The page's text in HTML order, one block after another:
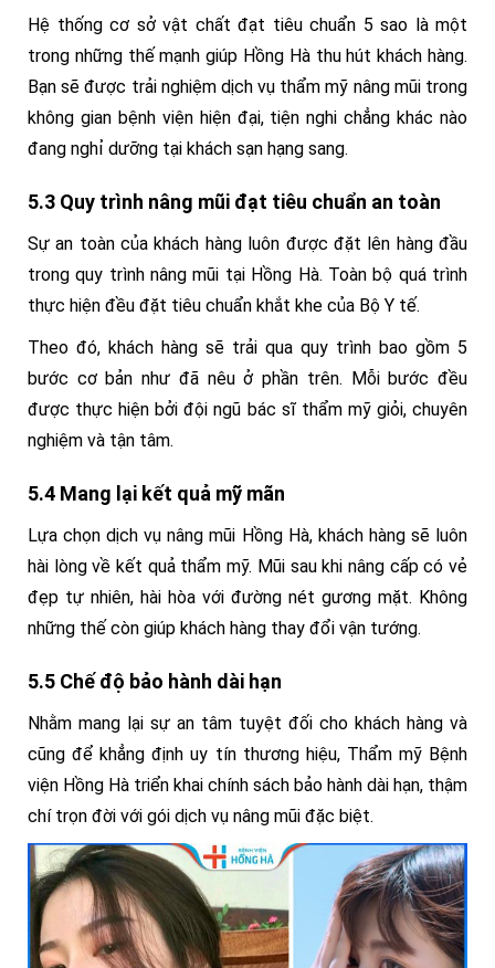
Hệ thống cơ sở vật chất đạt tiêu chuẩn 5 sao là một
trong những thế mạnh giúp Hồng Hà thu hút khách hàng.
Bạn sẽ được trải nghiệm dịch vụ thẩm mỹ nâng mũi trong
không gian bệnh viện hiện đại, tiện nghi chẳng khác nào
đang nghỉ dưỡng tại khách sạn hạng sang.
5.3 Quy trình nâng mũi đạt tiêu chuẩn an toàn
Sự an toàn của khách hàng luôn được đặt lên hàng đầu
trong quy trình nâng mũi tại Hồng Hà. Toàn bộ quá trình
thực hiện đều đặt tiêu chuẩn khắt khe của Bộ Y tế.
Theo đó, khách hàng sẽ trải qua quy trình bao gồm 5
bước cơ bản như đã nêu ở phần trên. Mỗi bước đều
được thực hiện bởi đội ngũ bác sĩ thẩm mỹ giỏi, chuyên
nghiệm và tận tâm.
5.4 Mang lại kết quả mỹ mãn
Lựa chọn dịch vụ nâng mũi Hồng Hà, khách hàng sẽ luôn
hài lòng về kết quả thẩm mỹ. Mũi sau khi nâng cấp có vẻ
đẹp tự nhiên, hài hòa với đường nét gương mặt. Không
những thế còn giúp khách hàng thay đổi vận tướng.
5.5 Chế độ bảo hành dài hạn
Nhằm mang lại sự an tâm tuyệt đối cho khách hàng và
cũng để khẳng định uy tín thương hiệu, Thẩm mỹ Bệnh
viện Hồng Hà triển khai chính sách bảo hành dài hạn, thậm
chí trọn đời với gói dịch vụ nâng mũi đặc biệt.